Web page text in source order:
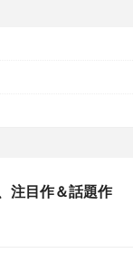
注目作＆話題作